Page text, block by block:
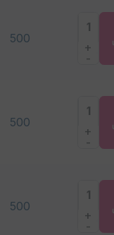
500
+
-
500
+
-
500
+
-